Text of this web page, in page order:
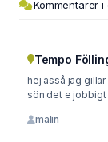
Kommentarer
Tempo
hej asså jag
sön det e jobbigt
malin